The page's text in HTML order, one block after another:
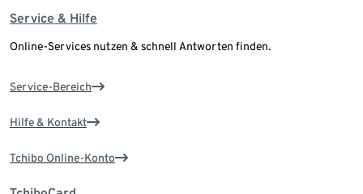
Service & Hilfe
Online-Services nutzen & schnell Antworten finden.
Service-Bereich
Hilfe & Kontakt
Tchibo Online-Konto